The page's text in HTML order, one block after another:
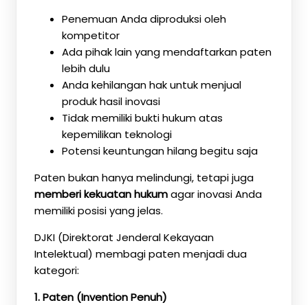
Penemuan Anda diproduksi oleh
kompetitor
Ada pihak lain yang mendaftarkan paten
lebih dulu
Anda kehilangan hak untuk menjual
produk hasil inovasi
Tidak memiliki bukti hukum atas
kepemilikan teknologi
Potensi keuntungan hilang begitu saja
Paten bukan hanya melindungi, tetapi juga
memberi kekuatan hukumagar inovasi Anda
memiliki posisi yang jelas.
DJKI (Direktorat Jenderal Kekayaan
Intelektual) membagi paten menjadi dua
kategori:
1. Paten (Invention Penuh)